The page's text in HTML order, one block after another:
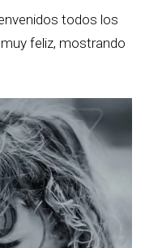
todos los
feliz, mostrando